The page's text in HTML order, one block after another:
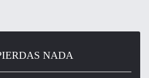
NADA